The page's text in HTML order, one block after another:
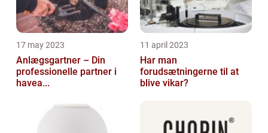
17 may 2023
Anlægsgartner – Din
professionelle partner i
havea...
11 april 2023
Har man
forudsætningerne til at
blive vikar?